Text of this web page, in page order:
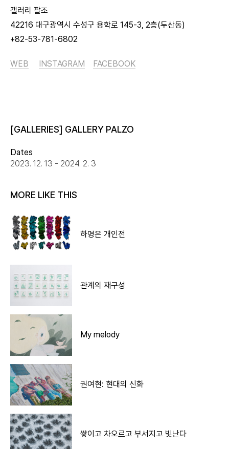
갤러리 팔조
42216 대구광역시 수성구 용학로 145-3, 2층(두산동)
+82-53-781-6802
WEB INSTAGRAM FACEBOOK
[GALLERIES] GALLERY PALZO
Dates
2023. 12. 13 - 2024. 2. 3
MORE LIKE THIS
하명은 개인전
관계의 재구성
My melody
권여현: 현대의 신화
쌓이고 차오르고 부서지고 빛난다